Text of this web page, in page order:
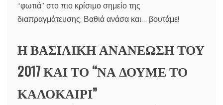
“φωτιά” στο πιο κρίσιμο σημείο της
διαπραγμάτευσης; Βαθιά ανάσα και… βουτάμε!
Η ΒΑΣΙΛΙΚΗ ΑΝΑΝΕΩΣΗ ΤΟΥ
2017 ΚΑΙ ΤΟ “ΝΑ ΔΟΥΜΕ ΤΟ
ΚΑΛΟΚΑΙΡΙ”